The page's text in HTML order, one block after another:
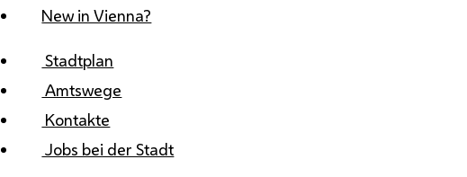
New in Vienna?
Stadtplan
Amtswege
Kontakte
Jobs bei der Stadt